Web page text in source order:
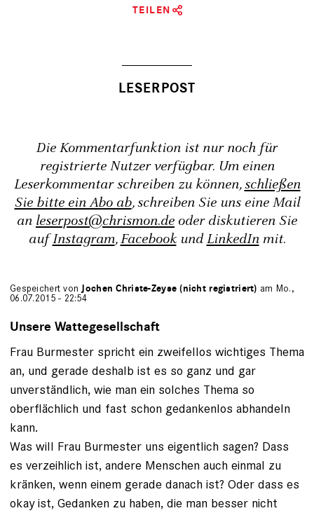
TEILEN
Die Kommentarfunktion ist nur noch für
registrierte Nutzer verfügbar. Um einen
Leserkommentar schreiben zu können,schließen
Sie bitte ein Abo ab, schreiben Sie uns eine Mail
an leserpost@chrismon.de oder diskutieren Sie
aufInstagram,FacebookundLinkedInmit.
Gespeichert von Jochen Christe-Zeyse (nicht registriert) am Mo.,
06.07.2015 - 22:54
Unsere Wattegesellschaft
Frau Burmester spricht ein zweifellos wichtiges Thema
an, und gerade deshalb ist es so ganz und gar
unverständlich, wie man ein solches Thema so
oberflächlich und fast schon gedankenlos abhandeln
kann.
Was will Frau Burmester uns eigentlich sagen? Dass
es verzeihlich ist, andere Menschen auch einmal zu
kränken, wenn einem gerade danach ist? Oder dass es
okay ist, Gedanken zu haben, die man besser nicht